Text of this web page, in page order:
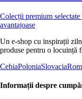
Colecții premium
avantajoase
Un e-shop cu inspirații
produse pentru o locuință
CehiaPoloniaSlovacia
Informații despre